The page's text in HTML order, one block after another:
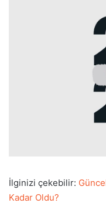
İlginizi çekebilir:
Kadar Oldu?